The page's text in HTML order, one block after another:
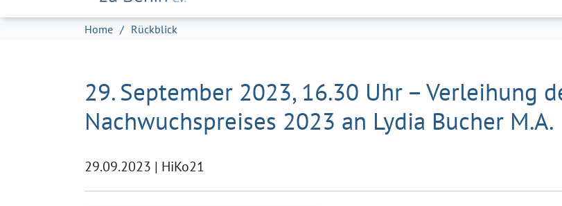
Sie sind hier:
Home Rückblick
29. September 2023, 16.30 Uhr – Verleihung
Nachwuchspreises 2023 an Lydia Bucher M.A.
29.09.2023 | HiKo21